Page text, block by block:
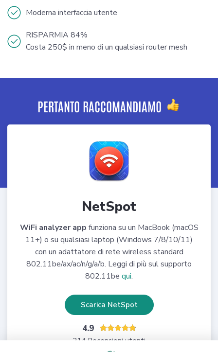
Moderna interfaccia utente
RISPARMIA 84%
Costa 250$ in meno di un qualsiasi router mesh
PERTANTO RACCOMANDIAMO
NetSpot
WiFi analyzer app funziona su un MacBook (macOS
11+) o su qualsiasi laptop (Windows 7/8/10/11)
con un adattatore di rete wireless standard
802.11be/ax/ac/n/g/a/b. Leggi di più sul supporto
802.11be qui.
Scarica NetSpot
4.9
214 Recensioni utenti